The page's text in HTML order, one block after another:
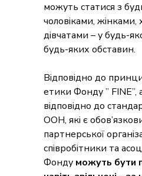
можуть статися з
чоловіками, жінками,
дівчатами – у будь-
будь-яких обставин.
Відповідно до
етики Фонду ” FINE”,
відповідно до
ООН, які є
партнерської
співробітники та
Фонду можуть бути